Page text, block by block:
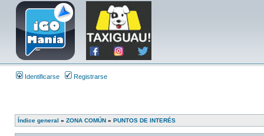
Identificarse Registrarse
Índice general » ZONA COMÚN » PUNTOS DE INTERÉS